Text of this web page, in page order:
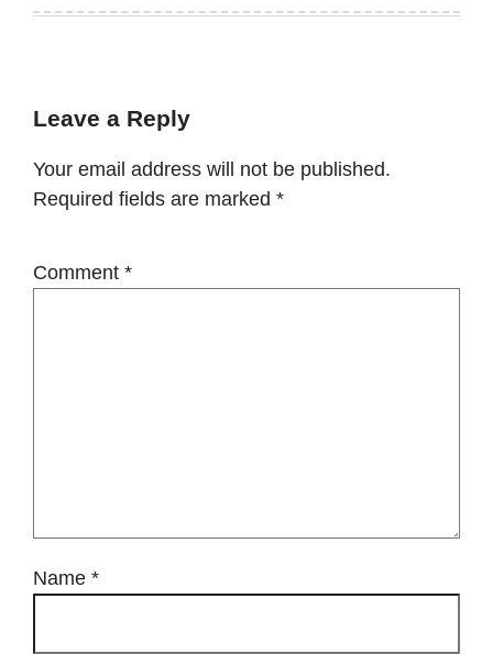
Leave a Reply
Your email address will not be published.
Required fields are marked *
Comment *
Name *